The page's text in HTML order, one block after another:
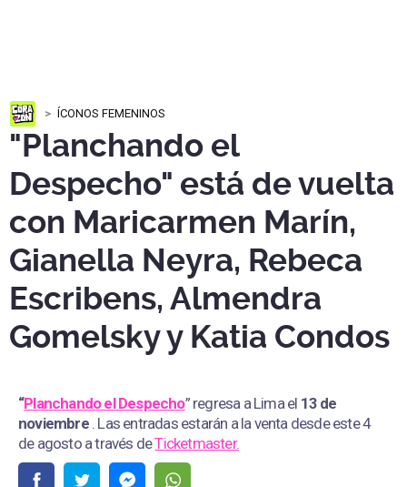
ÍCONOS FEMENINOS
"Planchando el
Despecho" está de vuelta
con Maricarmen Marín,
Gianella Neyra, Rebeca
Escribens, Almendra
Gomelsky y Katia Condos
“Planchando el Despecho” regresa a Lima el 13 de
noviembre . Las entradas estarán a la venta desde este 4
de agosto a través deTicketmaster.